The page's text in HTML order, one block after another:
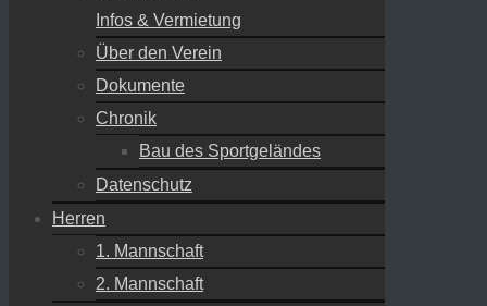
Infos & Vermietung
Über den Verein
Dokumente
Chronik
Bau des Sportgeländes
Datenschutz
Herren
1. Mannschaft
2. Mannschaft